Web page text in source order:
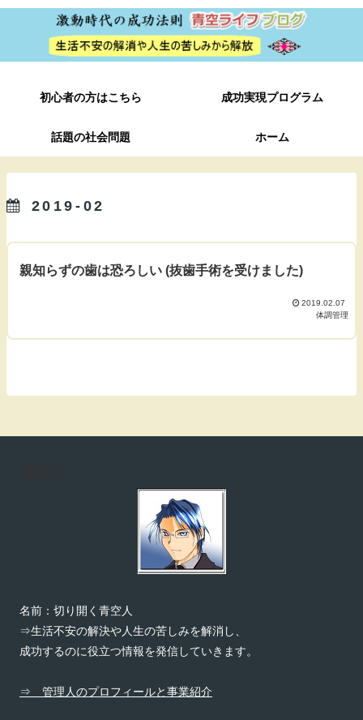
初心者の方はこちら 成功実現プログラム
話題の社会問題 ホーム
2019-02
親知らずの歯は恐ろしい (抜歯手術を受けました)
2019.02.07
体調管理
名前：切り開く青空人
⇒生活不安の解決や人生の苦しみを解消し、
成功するのに役立つ情報を発信していきます。
⇒ 管理人のプロフィールと事業紹介